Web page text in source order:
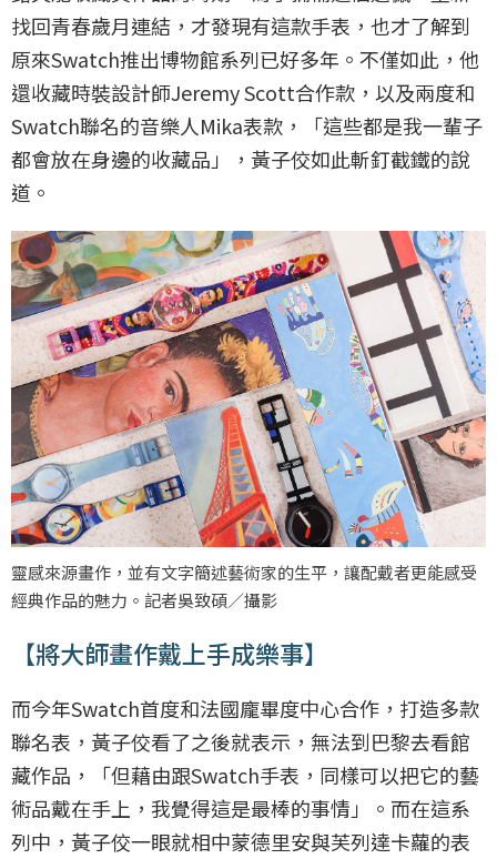
找回青春歲月連結，才發現有這款手表，也才了解到
原來Swatch推出博物館系列已好多年。不僅如此，他
還收藏時裝設計師Jeremy Scott合作款，以及兩度和
Swatch聯名的音樂人Mika表款，「這些都是我一輩子
都會放在身邊的收藏品」，黃子佼如此斬釘截鐵的說
道。
靈感來源畫作，並有⽂字簡述藝術家的⽣平，讓配戴者更能感受
經典作品的魅⼒。記者吳致碩／攝影
【將大師畫作戴上手成樂事】
而今年Swatch首度和法國龐畢度中心合作，打造多款
聯名表，黃子佼看了之後就表示，無法到巴黎去看館
藏作品，「但藉由跟Swatch手表，同樣可以把它的藝
術品戴在手上，我覺得這是最棒的事情」。而在這系
列中，黃子佼一眼就相中蒙德里安與芙列達卡蘿的表